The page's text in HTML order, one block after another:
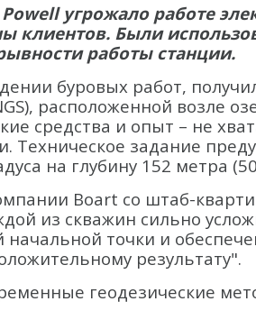
угрожало работе
клиентов. Были
работы станции.
буровых работ,
расположенной возле
средства и опыт – не
Техническое задание
на глубину 152 метра
Boart со штаб-
из скважин сильно
точки и
результату".
геодезические